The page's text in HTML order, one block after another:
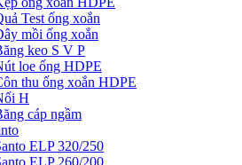
Test ống xoắn
mồi ống xoắn
keo S V P
loe ống HDPE
thu ống xoắn HDPE
H
cáp ngầm
ELP 320/250